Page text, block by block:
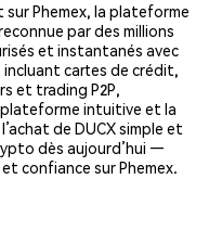
Phemex, la plateforme
par des millions
et instantanés avec
cartes de crédit,
et trading P2P,
plateforme intuitive et la
de DUCX simple et
dès aujourd’hui —
confiance sur Phemex.